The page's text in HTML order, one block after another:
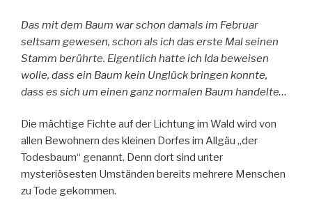
Das mit dem Baum war schon damals im Februar
seltsam gewesen, schon als ich das erste Mal seinen
Stamm berührte. Eigentlich hatte ich Ida beweisen
wolle, dass ein Baum kein Unglück bringen konnte,
dass es sich um einen ganz normalen Baum handelte…
Die mächtige Fichte auf der Lichtung im Wald wird von
allen Bewohnern des kleinen Dorfes im Allgäu „der
Todesbaum“ genannt. Denn dort sind unter
mysteriösesten Umständen bereits mehrere Menschen
zu Tode gekommen.